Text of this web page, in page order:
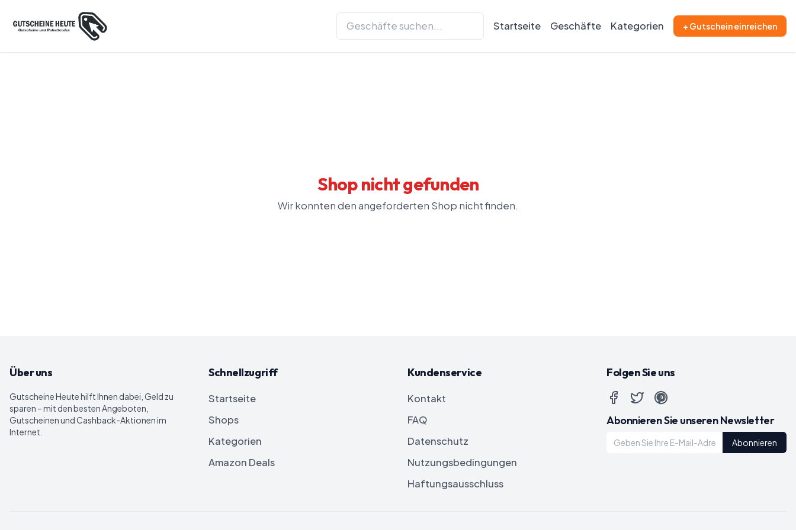
Startseite Geschäfte Kategorien + Gutschein einreichen
Shop nicht gefunden
Wir konnten den angeforderten Shop nicht finden.
Über uns
Gutscheine Heutehilft Ihnen dabei, Geld zu
sparen – mit den besten Angeboten,
Gutscheinen und Cashback-Aktionen im
Internet.
Schnellzugriff
Startseite
Shops
Kategorien
Amazon Deals
Kundenservice
Kontakt
FAQ
Datenschutz
Nutzungsbedingungen
Haftungsausschluss
Folgen Sie uns
Abonnieren Sie unseren Newsletter
Abonnieren